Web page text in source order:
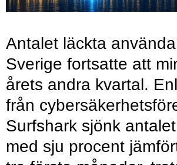
Antalet läckta
Sverige fortsatte att
årets andra kvartal.
från
Surfshark sjönk
med sju procent